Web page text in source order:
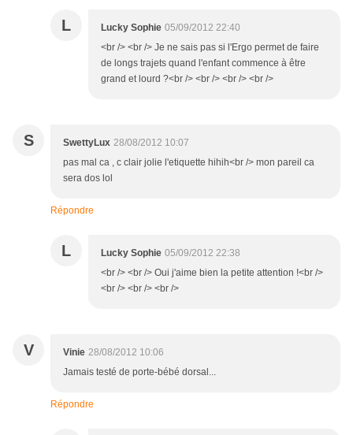
L Lucky Sophie 05/09/2012 22:40
<br /> <br /> Je ne sais pas si l'Ergo permet de faire
de longs trajets quand l'enfant commence à être
grand et lourd ?<br /> <br /> <br /> <br />
S SwettyLux 28/08/2012 10:07
pas mal ca , c clair jolie l'etiquette hihih<br /> mon pareil ca
sera dos lol
Répondre
L Lucky Sophie 05/09/2012 22:38
<br /> <br /> Oui j'aime bien la petite attention !<br />
<br /> <br /> <br />
V Vinie 28/08/2012 10:06
Jamais testé de porte-bébé dorsal...
Répondre